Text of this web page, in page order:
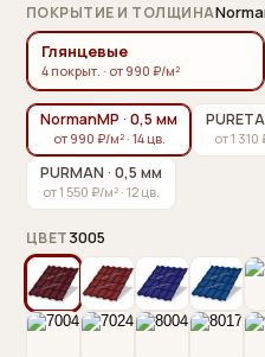
ЦВЕТ3005
ПОКРЫТИЕ И ТОЛЩИНА
Глянцевые
4 покрыт. · от 990 ₽/м²
NormanMP · 0,5 мм
от 990 ₽/м² · 14 цв. от 1 310
PURMAN · 0,5 мм
от 1 550 ₽/м² · 12 цв.